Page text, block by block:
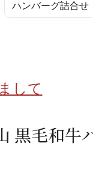
り寄せ
ハンバーグ詰合せ
して
黒毛和牛